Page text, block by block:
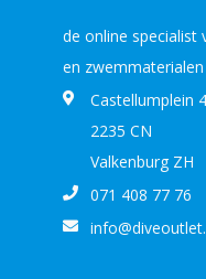
de online specialist
en zwemmaterialen
Castellumplein 4
2235 CN
Valkenburg ZH
071 408 77 76